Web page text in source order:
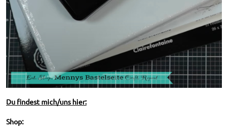
Du findest mich/uns hier:
Shop: